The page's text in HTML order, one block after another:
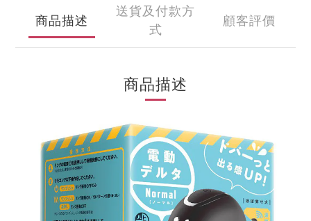
商品描述
送貨及付款方
式
顧客評價
商品描述